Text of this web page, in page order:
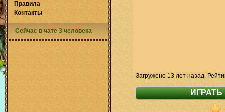
Загружено 13 лет назад.
Правила
Контакты
Сейчас в чате 3 человека